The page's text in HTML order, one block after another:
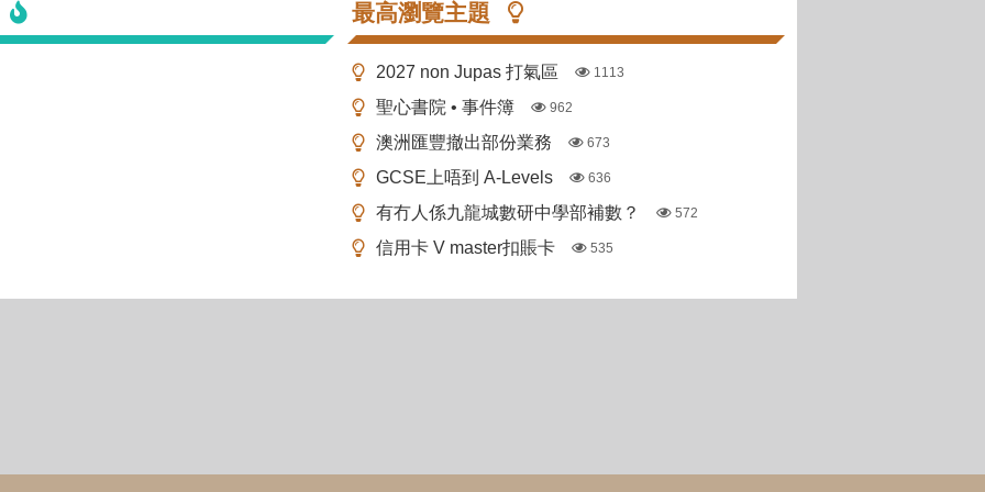
最高瀏覽主題
2027 non Jupas 打氣區 1113
聖心書院 • 事件簿 962
澳洲匯豐撤出部份業務 673
GCSE上唔到 A-Levels 636
有冇人係九龍城數研中學部補數？ 572
信用卡 V master扣賬卡 535